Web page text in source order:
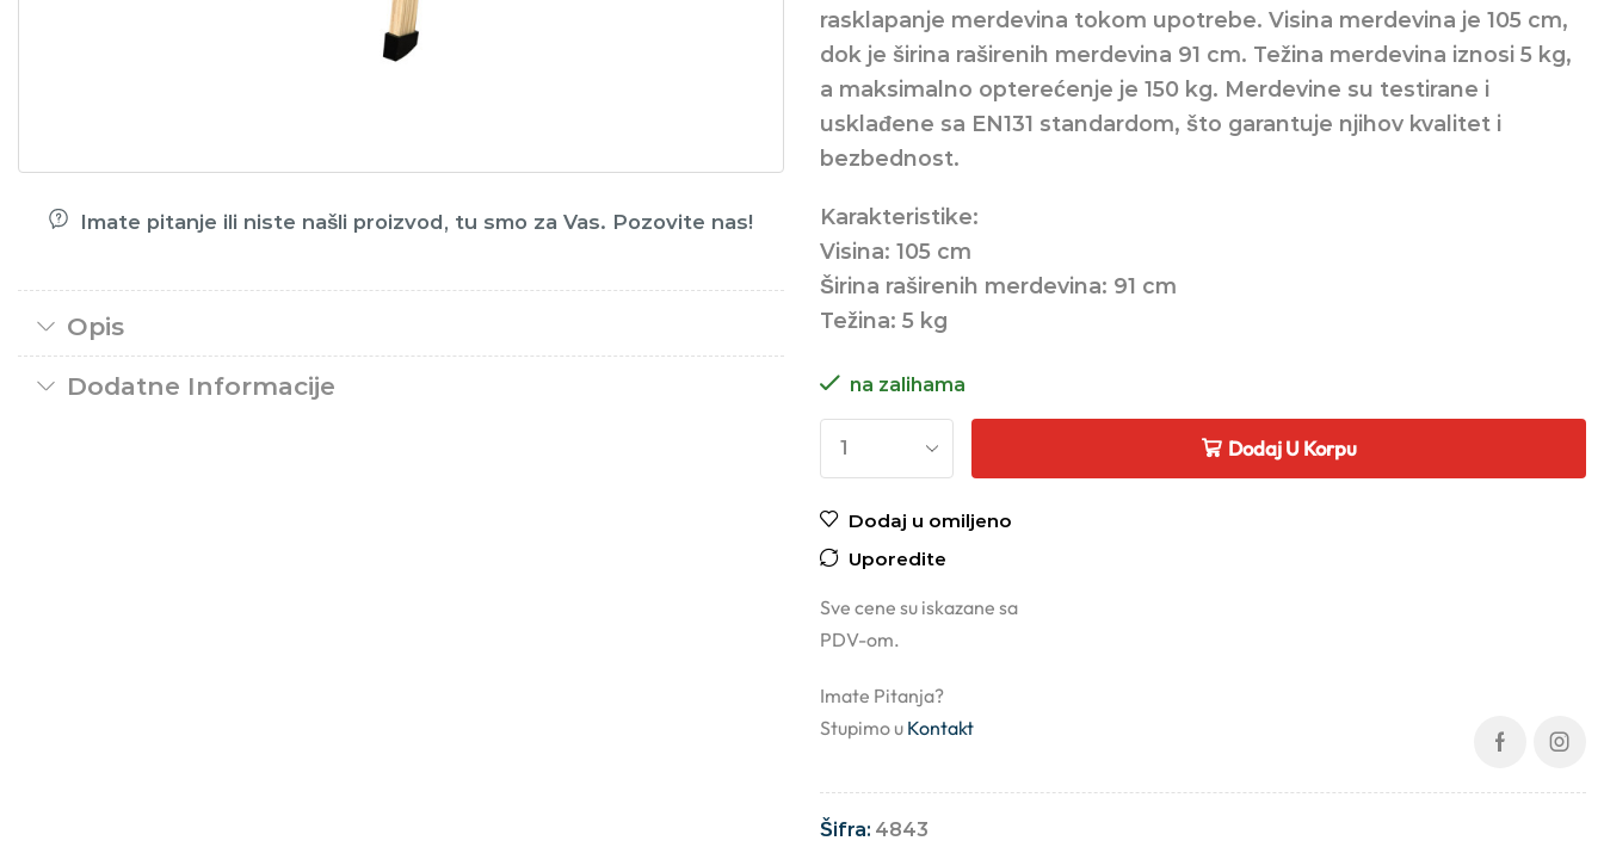
Imate pitanje ili niste našli proizvod, tu smo za Vas. Pozovite nas!
Opis
Dodatne Informacije
rasklapanje merdevina tokom upotrebe. Visina merdevina je 105 cm,
dok je širina raširenih merdevina 91 cm. Težina merdevina iznosi 5 kg,
a maksimalno opterećenje je 150 kg. Merdevine su testirane i
usklađene sa EN131 standardom, što garantuje njihov kvalitet i
bezbednost.
Karakteristike:
Visina: 105 cm
Širina raširenih merdevina: 91 cm
Težina: 5 kg
na zalihama
Dodaj U Korpu
Dodaj u omiljeno
Uporedite
Sve cene su iskazane sa
PDV-om.
Imate Pitanja?
Stupimo u Kontakt
Šifra: 4843